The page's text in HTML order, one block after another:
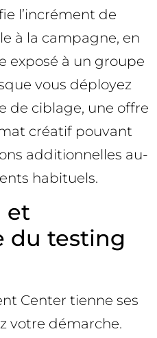
l’incrément de
à la campagne, en
exposé à un groupe
vous déployez
de ciblage, une offre
créatif pouvant
additionnelles au-
habituels.
et
du testing
Center tienne ses
votre démarche.